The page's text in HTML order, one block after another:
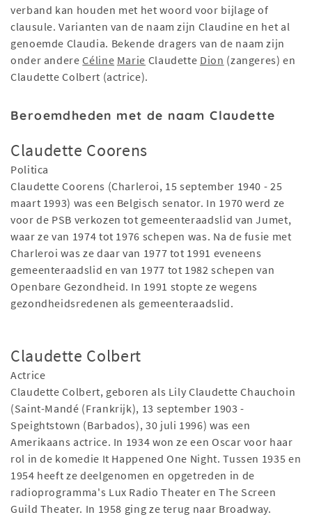
verband kan houden met het woord voor bijlage of
clausule. Varianten van de naam zijn Claudine en het al
genoemde Claudia. Bekende dragers van de naam zijn
onder andereCéline Marie Claudette Dion (zangeres) en
Claudette Colbert (actrice).
Beroemdheden met de naam Claudette
Claudette Coorens
Politica
Claudette Coorens (Charleroi, 15 september 1940 - 25
maart 1993) was een Belgisch senator. In 1970 werd ze
voor de PSB verkozen tot gemeenteraadslid van Jumet,
waar ze van 1974 tot 1976 schepen was. Na de fusie met
Charleroi was ze daar van 1977 tot 1991 eveneens
gemeenteraadslid en van 1977 tot 1982 schepen van
Openbare Gezondheid. In 1991 stopte ze wegens
gezondheidsredenen als gemeenteraadslid.
Claudette Colbert
Actrice
Claudette Colbert, geboren als Lily Claudette Chauchoin
(Saint-Mandé (Frankrijk), 13 september 1903 -
Speightstown (Barbados), 30 juli 1996) was een
Amerikaans actrice. In 1934 won ze een Oscar voor haar
rol in de komedie It Happened One Night. Tussen 1935 en
1954 heeft ze deelgenomen en opgetreden in de
radioprogramma's Lux Radio Theater en The Screen
Guild Theater. In 1958 ging ze terug naar Broadway.